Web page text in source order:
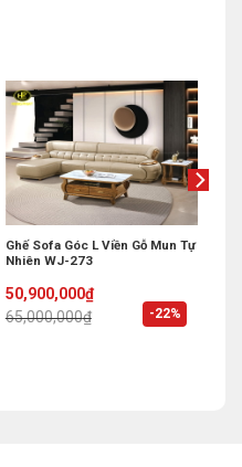
-22%
Ghế Sofa Góc L Viền Gỗ Mun Tự
Nhiên WJ-273
65,000,000₫
Original
price
was:
50,900,000₫
Current
price
is: